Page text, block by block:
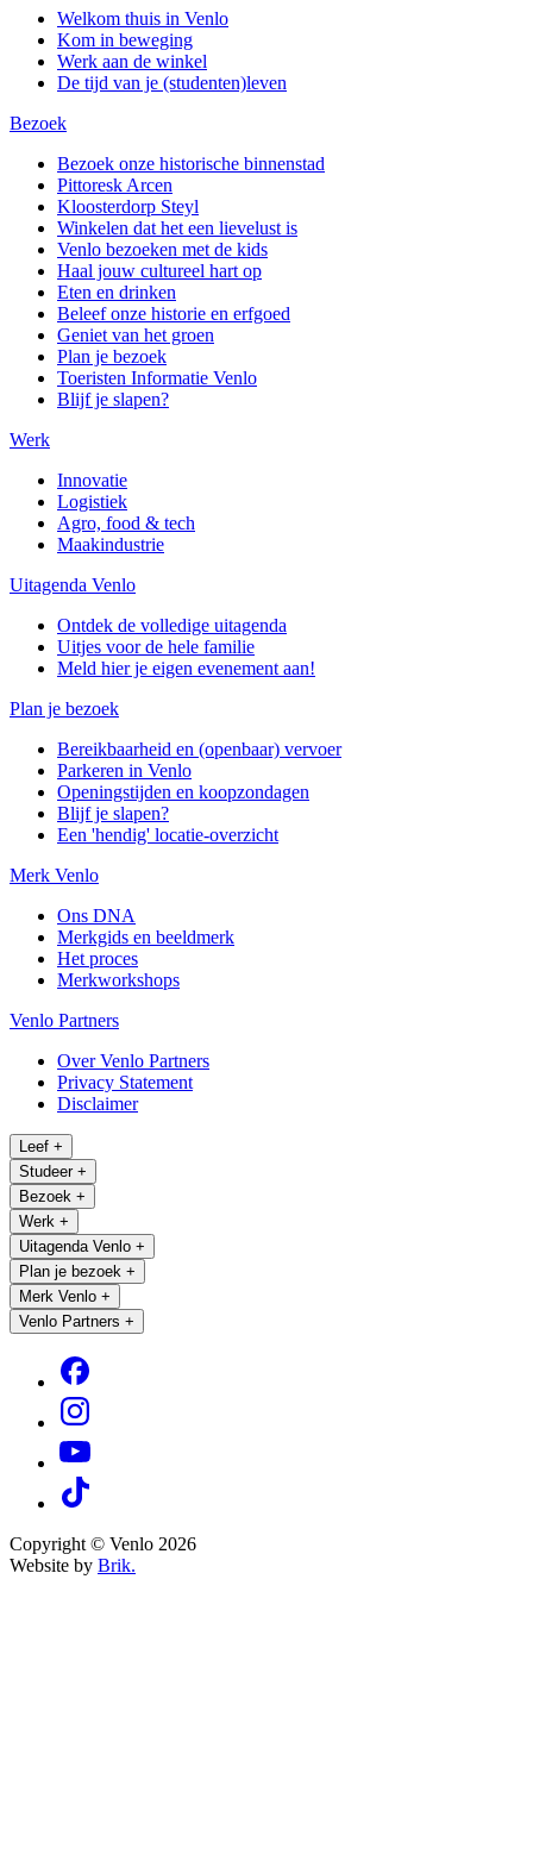
Welkom thuis in Venlo
Kom in beweging
Werk aan de winkel
De tijd van je (studenten)leven
Bezoek
Bezoek onze historische binnenstad
Pittoresk Arcen
Kloosterdorp Steyl
Winkelen dat het een lievelust is
Venlo bezoeken met de kids
Haal jouw cultureel hart op
Eten en drinken
Beleef onze historie en erfgoed
Geniet van het groen
Plan je bezoek
Toeristen Informatie Venlo
Blijf je slapen?
Werk
Innovatie
Logistiek
Agro, food & tech
Maakindustrie
Uitagenda Venlo
Ontdek de volledige uitagenda
Uitjes voor de hele familie
Meld hier je eigen evenement aan!
Plan je bezoek
Bereikbaarheid en (openbaar) vervoer
Parkeren in Venlo
Openingstijden en koopzondagen
Blijf je slapen?
Een 'hendig' locatie-overzicht
Merk Venlo
Ons DNA
Merkgids en beeldmerk
Het proces
Merkworkshops
Venlo Partners
Over Venlo Partners
Privacy Statement
Disclaimer
Leef +
Studeer +
Bezoek +
Werk +
Uitagenda Venlo +
Plan je bezoek +
Merk Venlo +
Venlo Partners +
Copyright © Venlo 2026
Website by Brik.